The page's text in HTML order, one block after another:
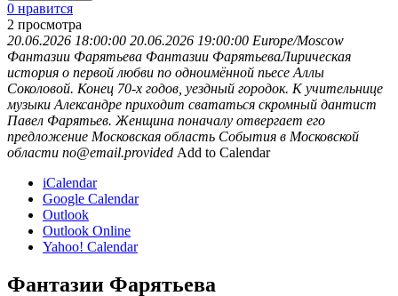
0 нравится
2 просмотра
20.06.2026 18:00:00 20.06.2026 19:00:00 Europe/Moscow
Фантазии Фарятьева Фантазии ФарятьеваЛирическая
история о первой любви по одноимённой пьесе Аллы
Соколовой. Конец 70-х годов, уездный городок. К учительнице
музыки Александре приходит свататься скромный дантист
Павел Фарятьев. Женщина поначалу отвергает его
предложение Московская область События в Московской
области no@email.provided Add to Calendar
iCalendar
Google Calendar
Outlook
Outlook Online
Yahoo! Calendar
Фантазии Фарятьева